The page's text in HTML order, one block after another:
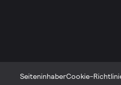
SeiteninhaberCookie-